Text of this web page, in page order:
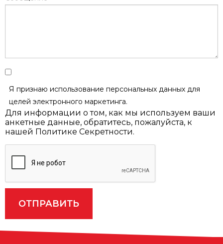
Я признаю использование персональных данных для
целей электронного маркетинга.
Для информации о том, как мы используем ваши
анкетные данные, обратитесь, пожалуйста, к
нашей Политике Секретности.